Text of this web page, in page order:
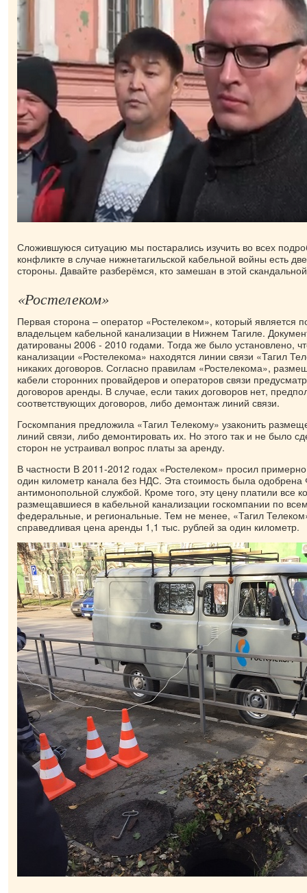
Сложившуюся ситуацию мы постарались изучить во всех
конфликте в случае нижнетагильской кабельной войны есть
стороны. Давайте разберёмся, кто замешан в этой
«Ростелеком»
Первая сторона – оператор «Ростелеком», который является
владельцем кабельной канализации в Нижнем Тагиле.
датированы 2006 - 2010 годами. Тогда же было установлено,
канализации «Ростелекома» находятся линии связи «Тагил
никаких договоров. Согласно правилам «Ростелекома»,
кабели сторонних провайдеров и операторов связи
договоров аренды. В случае, если таких договоров нет,
соответствующих договоров, либо демонтаж линий связи.
Госкомпания предложила «Тагил Телекому» узаконить
линий связи, либо демонтировать их. Но этого так и не было
сторон не устраивал вопрос платы за аренду.
В частности В 2011-2012 годах «Ростелеком» просил
один километр канала без НДС. Эта стоимость была
антимонопольной службой. Кроме того, эту цену платили все
размещавшиеся в кабельной канализации госкомпании по
федеральные, и региональные. Тем не менее, «Тагил
справедливая цена аренды 1,1 тыс. рублей за один километр.